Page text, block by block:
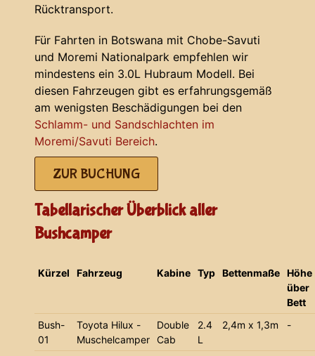
Rücktransport.
Für Fahrten in Botswana mit Chobe-Savuti
und Moremi Nationalpark empfehlen wir
mindestens ein 3.0L Hubraum Modell. Bei
diesen Fahrzeugen gibt es erfahrungsgemäß
am wenigsten Beschädigungen bei den
Schlamm- und Sandschlachten im
Moremi/Savuti Bereich.
ZUR BUCHUNG
Tabellarischer Überblick aller
Bushcamper
Kürzel Fahrzeug Kabine Typ Bettenmaße Höhe
über
Bett
Bush-
01
Toyota Hilux -
Muschelcamper
Double
Cab
2.4
L
2,4m x 1,3m -